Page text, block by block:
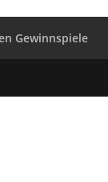
Gewinnspiele